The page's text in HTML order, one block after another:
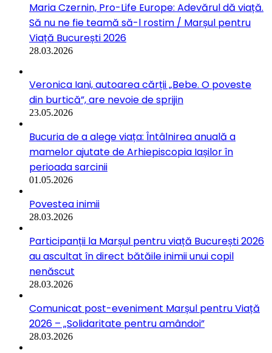
Maria Czernin, Pro-Life Europe: Adevărul dă viață.
Să nu ne fie teamă să-l rostim / Marșul pentru
Viață București 2026
28.03.2026
Veronica Iani, autoarea cărții „Bebe. O poveste
din burtică”, are nevoie de sprijin
23.05.2026
Bucuria de a alege viața: Întâlnirea anuală a
mamelor ajutate de Arhiepiscopia Iașilor în
perioada sarcinii
01.05.2026
Povestea inimii
28.03.2026
Participanții la Marșul pentru viață București 2026
au ascultat în direct bătăile inimii unui copil
nenăscut
28.03.2026
Comunicat post-eveniment Marșul pentru Viață
2026 – „Solidaritate pentru amândoi”
28.03.2026